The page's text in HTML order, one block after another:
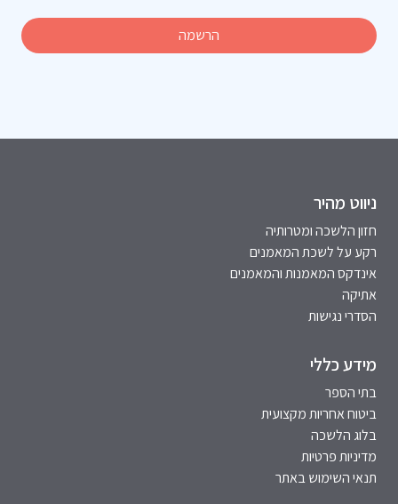
ניווט מהיר
חזון הלשכה ומטרותיה
רקע על לשכת המאמנים
אינדקס המאמנות והמאמנים
אתיקה
הסדרי נגישות
מידע כללי
בתי הספר
ביטוח אחריות מקצועית
בלוג הלשכה
מדיניות פרטיות
תנאי השימוש באתר